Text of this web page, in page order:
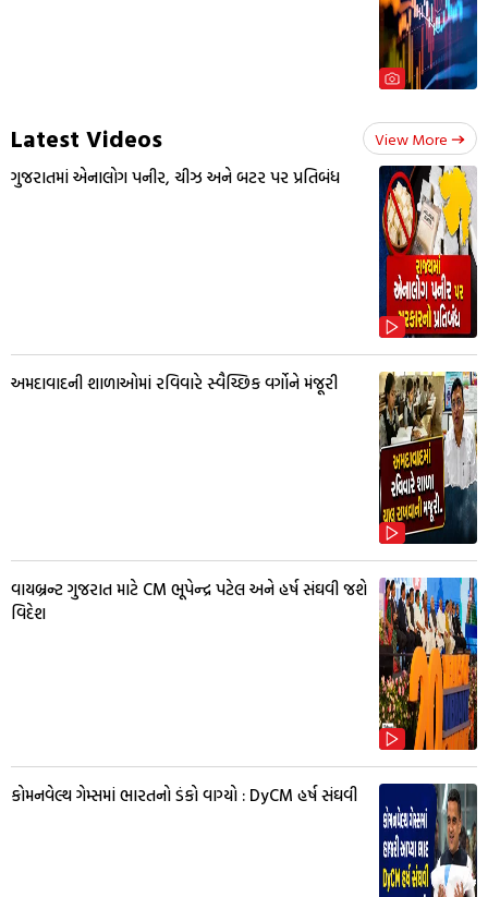
Latest Videos View More
ગુજરાતમાં એનાલોગ પનીર, ચીઝ અને બટર પર પ્રતિબંધ
અમદાવાદની શાળાઓમાં રવિવારે સ્વૈચ્છિક વર્ગોને મંજૂરી
વાયબ્રન્ટ ગુજરાત માટે CM ભૂપેન્દ્ર પટેલ અને હર્ષ સંઘવી જશે
વિદેશ
કોમનવેલ્થ ગેમ્સમાં ભારતનો ડંકો વાગ્યો : DyCM હર્ષ સંઘવી